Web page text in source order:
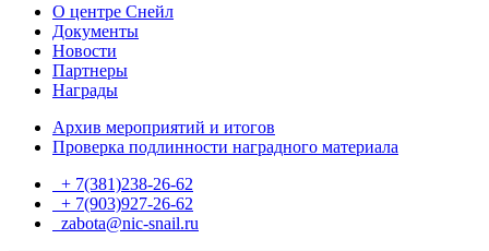
О центре Снейл
Документы
Новости
Партнеры
Награды
Архив мероприятий и итогов
Проверка подлинности наградного материала
+ 7(381)238-26-62
+ 7(903)927-26-62
zabota@nic-snail.ru